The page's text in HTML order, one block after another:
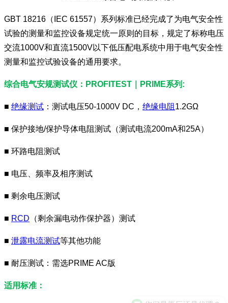
GBT 18216（IEC 61557）系列标准已经完成了为电气安全性
试验的测量和监控设备规定统一原则的目标，规定了标称电压
交流1000V和直流1500V以下低压配电系统中用于电气安全性
测量和监控试验设备的通用要求。
综合电气安规测试仪：PROFITEST｜PRIME系列:
■ 绝缘测试 ：测试电压50-1000V DC， 绝缘电阻 1.2GΩ
■ 保护接地/保护导体电阻测试（测试电流200mA和25A）
■ 环路电阻测试
■ 电压、频率及相序测试
■ 剩余电压测试
■ RCD （剩余漏电动作保护器）测试
■ 泄露电流测试等其他功能
■ 耐压测试：需选PRIME AC版
适用标准：
你们是原厂还是代理？